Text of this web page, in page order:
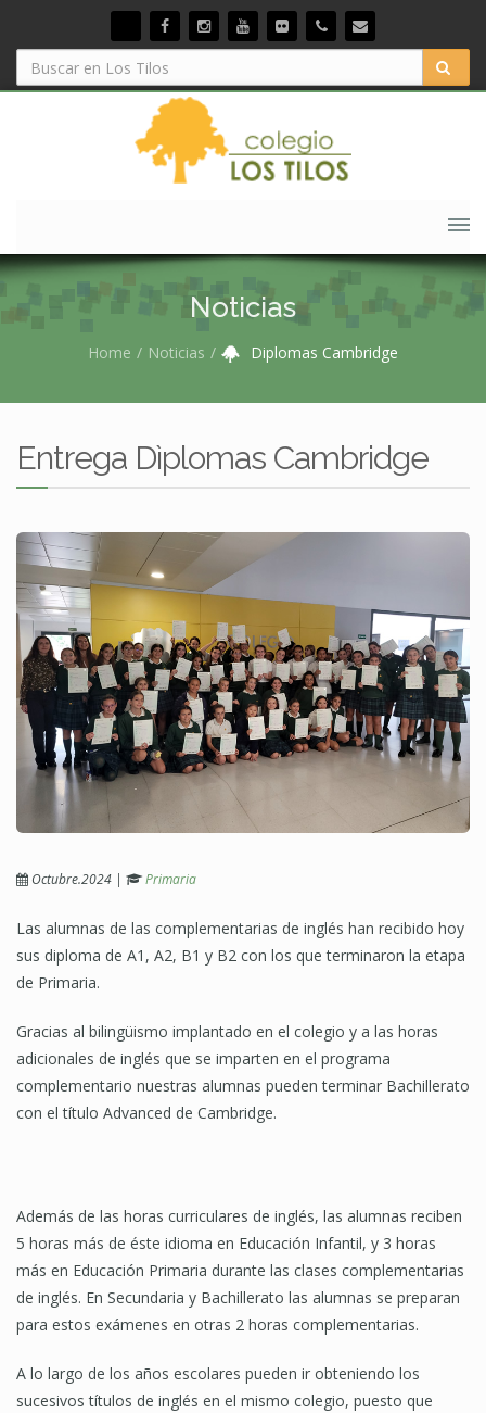
Noticias
Home Noticias Diplomas Cambridge
Entrega Dìplomas Cambridge
Octubre.2024 | Primaria
Las alumnas de las complementarias de inglés han recibido hoy
sus diploma de A1, A2, B1 y B2 con los que terminaron la etapa
de Primaria.
Gracias al bilingüismo implantado en el colegio y a las horas
adicionales de inglés que se imparten en el programa
complementario nuestras alumnas pueden terminar Bachillerato
con el título Advanced de Cambridge.
Además de las horas curriculares de inglés, las alumnas reciben
5 horas más de éste idioma en Educación Infantil, y 3 horas
más en Educación Primaria durante las clases complementarias
de inglés. En Secundaria y Bachillerato las alumnas se preparan
para estos exámenes en otras 2 horas complementarias.
A lo largo de los años escolares pueden ir obteniendo los
sucesivos títulos de inglés en el mismo colegio, puesto que